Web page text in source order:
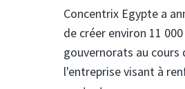
Concentrix Egypte a
de créer environ 11
gouvernorats au cours
l'entreprise visant à